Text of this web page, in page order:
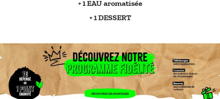
+ 1 EAU aromatisée
+ 1 DESSERT